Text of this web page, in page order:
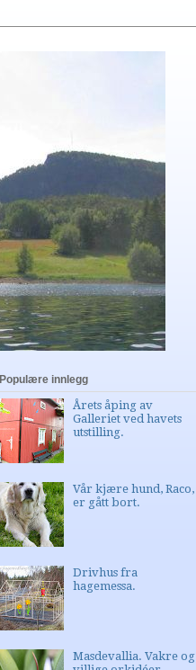
Populære innlegg
Årets åping av
Galleriet ved havets
utstilling.
Vår kjære hund, Raco,
er gått bort.
Drivhus fra
hagemessa.
Masdevallia. Vakre og